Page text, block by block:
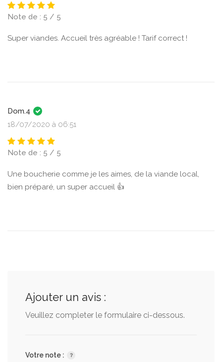
Note de : 5 / 5
Super viandes. Accueil très agréable ! Tarif correct !
Dom.4
18/07/2020 à 06:51
Note de : 5 / 5
Une boucherie comme je les aimes, de la viande local,
bien préparé, un super accueil 👍
Ajouter un avis :
Veuillez completer le formulaire ci-dessous.
Votre note :